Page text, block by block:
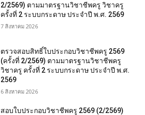
2/2569) ตามมาตรฐานวิชาชีพครู วิชาครู
ครั้งที่ 2 ระบบกระดาษ ประจำปี พ.ศ. 2569
7 สิงหาคม 2026
ตรวจสอบสิทธิ์ใบประกอบวิชาชีพครู 2569
(ครั้งที่ 2/2569) ตามมาตรฐานวิชาชีพครู
วิชาครู ครั้งที่ 2 ระบบกระดาษ ประจำปี พ.ศ.
2569
6 สิงหาคม 2026
สอบใบประกอบวิชาชีพครู 2569 (2/2569)